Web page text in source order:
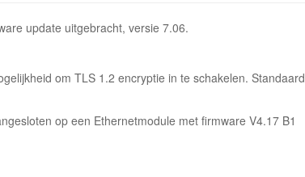
update uitgebracht, versie 7.06.
om TLS 1.2 encryptie in te schakelen. Standaard
op een Ethernetmodule met firmware V4.17 B1